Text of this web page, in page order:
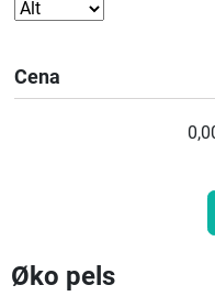
Cena
Øko pels